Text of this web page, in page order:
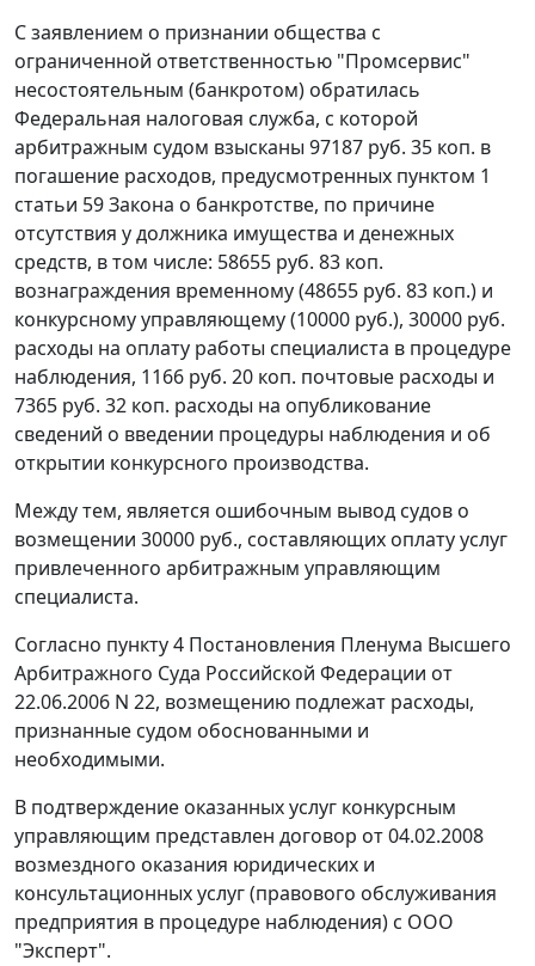
С заявлением о признании общества с
ограниченной ответственностью "Промсервис"
несостоятельным (банкротом) обратилась
Федеральная налоговая служба, с которой
арбитражным судом взысканы 97187 руб. 35 коп. в
погашение расходов, предусмотренных пунктом 1
статьи 59Закона о банкротстве, по причине
отсутствия у должника имущества и денежных
средств, в том числе: 58655 руб. 83 коп.
вознаграждения временному (48655 руб. 83 коп.) и
конкурсному управляющему (10000 руб.), 30000 руб.
расходы на оплату работы специалиста в процедуре
наблюдения, 1166 руб. 20 коп. почтовые расходы и
7365 руб. 32 коп. расходы на опубликование
сведений о введении процедуры наблюдения и об
открытии конкурсного производства.
Между тем, является ошибочным вывод судов о
возмещении 30000 руб., составляющих оплату услуг
привлеченного арбитражным управляющим
специалиста.
Согласно пункту 4 Постановления Пленума Высшего
Арбитражного Суда Российской Федерации от
22.06.2006 N 22, возмещению подлежат расходы,
признанные судом обоснованными и
необходимыми.
В подтверждение оказанных услуг конкурсным
управляющим представлен договор от 04.02.2008
возмездного оказания юридических и
консультационных услуг (правового обслуживания
предприятия в процедуре наблюдения) с ООО
"Эксперт".